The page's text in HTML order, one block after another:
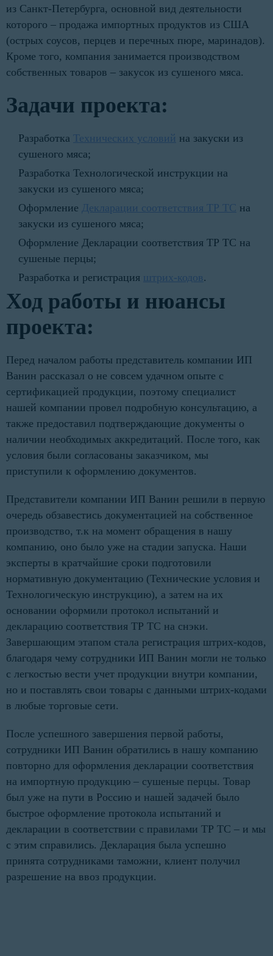
из Санкт-Петербурга, основной вид деятельности
которого – продажа импортных продуктов из США
(острых соусов, перцев и перечных пюре, маринадов).
Кроме того, компания занимается производством
собственных товаров – закусок из сушеного мяса.
Задачи проекта:
Разработка Технических условий на закуски из
сушеного мяса;
Разработка Технологической инструкции на
закуски из сушеного мяса;
Оформление Декларации соответствия ТР ТС на
закуски из сушеного мяса;
Оформление Декларации соответствия ТР ТС на
сушеные перцы;
Разработка и регистрация штрих-кодов.
Ход работы и нюансы
проекта:
Перед началом работы представитель компании ИП
Ванин рассказал о не совсем удачном опыте с
сертификацией продукции, поэтому специалист
нашей компании провел подробную консультацию, а
также предоставил подтверждающие документы о
наличии необходимых аккредитаций. После того, как
условия были согласованы заказчиком, мы
приступили к оформлению документов.
Представители компании ИП Ванин решили в первую
очередь обзавестись документацией на собственное
производство, т.к на момент обращения в нашу
компанию, оно было уже на стадии запуска. Наши
эксперты в кратчайшие сроки подготовили
нормативную документацию (Технические условия и
Технологическую инструкцию), а затем на их
основании оформили протокол испытаний и
декларацию соответствия ТР ТС на снэки.
Завершающим этапом стала регистрация штрих-кодов,
благодаря чему сотрудники ИП Ванин могли не только
с легкостью вести учет продукции внутри компании,
но и поставлять свои товары с данными штрих-кодами
в любые торговые сети.
После успешного завершения первой работы,
сотрудники ИП Ванин обратились в нашу компанию
повторно для оформления декларации соответствия
на импортную продукцию – сушеные перцы. Товар
был уже на пути в Россию и нашей задачей было
быстрое оформление протокола испытаний и
декларации в соответствии с правилами ТР ТС – и мы
с этим справились. Декларация была успешно
принята сотрудниками таможни, клиент получил
разрешение на ввоз продукции.